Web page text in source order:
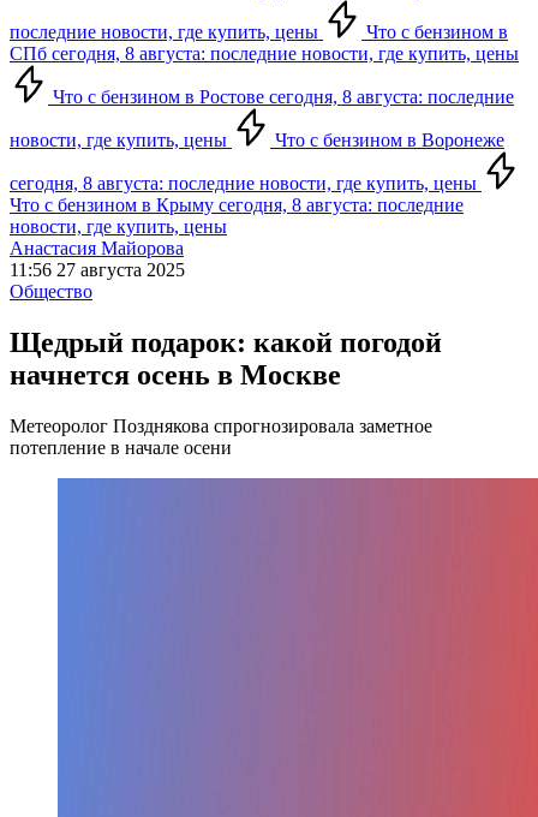
последние новости, где купить, цены
Что с бензином в
СПб сегодня, 8 августа: последние новости, где купить, цены
Что с бензином в Ростове сегодня, 8 августа: последние
новости, где купить, цены Что с бензином в Воронеже
сегодня, 8 августа: последние новости, где купить, цены
Что с бензином в Крыму сегодня, 8 августа: последние
новости, где купить, цены
Анастасия Майорова
11:56 27 августа 2025
Общество
Щедрый подарок: какой погодой
начнется осень в Москве
Метеоролог Позднякова спрогнозировала заметное
потепление в начале осени